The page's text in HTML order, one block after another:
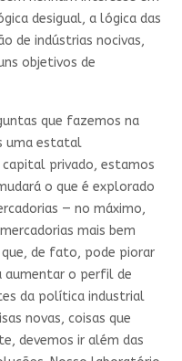
desigual, a lógica das
de indústrias nocivas,
objetivos de
que fazemos na
uma estatal
privado, estamos
o que é explorado
— no máximo,
mais bem
que, de fato, pode piorar
aumentar o perfil de
da política industrial
novas, coisas que
devemos ir além das